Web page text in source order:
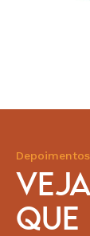
Depoimentos
QUE